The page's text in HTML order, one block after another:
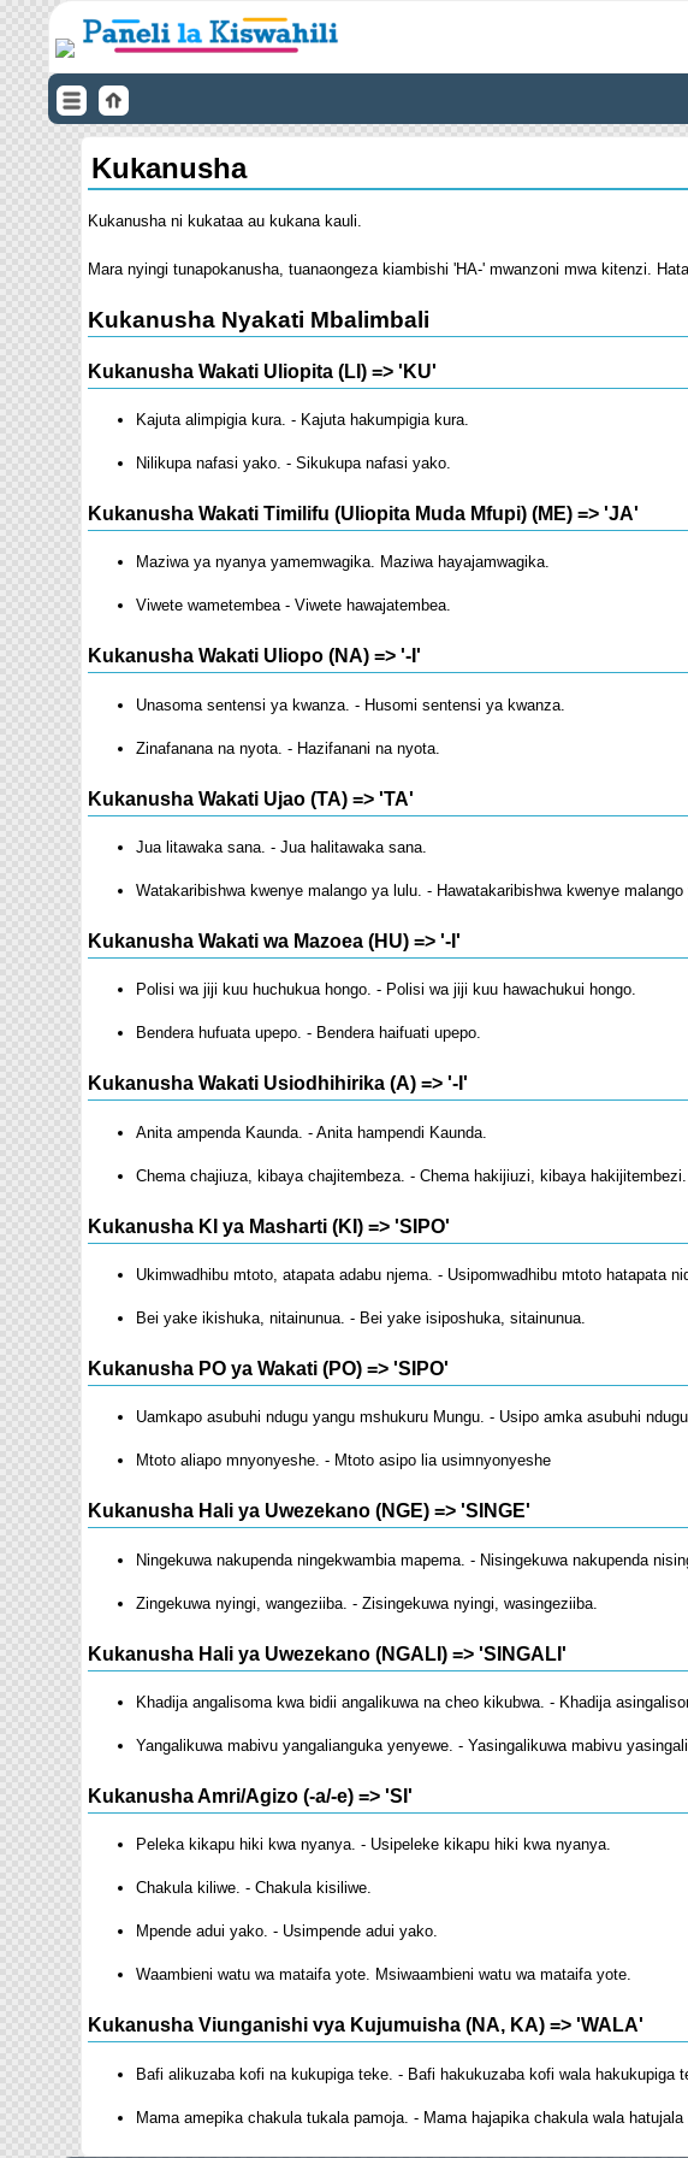
Kukanusha
Kukanusha ni kukataa au kukana kauli.
Mara nyingi tunapokanusha, tuanaongeza kiambishi 'HA-' mwanzoni mwa kitenzi.
Kukanusha Nyakati Mbalimbali
Kukanusha Wakati Uliopita (LI) => 'KU'
Kajuta alimpigia kura. - Kajuta hakumpigia kura.
Nilikupa nafasi yako. - Sikukupa nafasi yako.
Kukanusha Wakati Timilifu (Uliopita Muda Mfupi) (ME) => 'JA'
Maziwa ya nyanya yamemwagika. Maziwa hayajamwagika.
Viwete wametembea - Viwete hawajatembea.
Kukanusha Wakati Uliopo (NA) => '-I'
Unasoma sentensi ya kwanza. - Husomi sentensi ya kwanza.
Zinafanana na nyota. - Hazifanani na nyota.
Kukanusha Wakati Ujao (TA) => 'TA'
Jua litawaka sana. - Jua halitawaka sana.
Watakaribishwa kwenye malango ya lulu. - Hawatakaribishwa kwenye malango
Kukanusha Wakati wa Mazoea (HU) => '-I'
Polisi wa jiji kuu huchukua hongo. - Polisi wa jiji kuu hawachukui hongo.
Bendera hufuata upepo. - Bendera haifuati upepo.
Kukanusha Wakati Usiodhihirika (A) => '-I'
Anita ampenda Kaunda. - Anita hampendi Kaunda.
Chema chajiuza, kibaya chajitembeza. - Chema hakijiuzi, kibaya hakijitembezi.
Kukanusha KI ya Masharti (KI) => 'SIPO'
Ukimwadhibu mtoto, atapata adabu njema. - Usipomwadhibu mtoto hatapata
Bei yake ikishuka, nitainunua. - Bei yake isiposhuka, sitainunua.
Kukanusha PO ya Wakati (PO) => 'SIPO'
Uamkapo asubuhi ndugu yangu mshukuru Mungu. - Usipo amka asubuhi
Mtoto aliapo mnyonyeshe. - Mtoto asipo lia usimnyonyeshe
Kukanusha Hali ya Uwezekano (NGE) => 'SINGE'
Ningekuwa nakupenda ningekwambia mapema. - Nisingekuwa nakupenda
Zingekuwa nyingi, wangeziiba. - Zisingekuwa nyingi, wasingeziiba.
Kukanusha Hali ya Uwezekano (NGALI) => 'SINGALI'
Khadija angalisoma kwa bidii angalikuwa na cheo kikubwa. - Khadija
Yangalikuwa mabivu yangalianguka yenyewe. - Yasingalikuwa mabivu
Kukanusha Amri/Agizo (-a/-e) => 'SI'
Peleka kikapu hiki kwa nyanya. - Usipeleke kikapu hiki kwa nyanya.
Chakula kiliwe. - Chakula kisiliwe.
Mpende adui yako. - Usimpende adui yako.
Waambieni watu wa mataifa yote. Msiwaambieni watu wa mataifa yote.
Kukanusha Viunganishi vya Kujumuisha (NA, KA) => 'WALA'
Bafi alikuzaba kofi na kukupiga teke. - Bafi hakukuzaba kofi wala hakukupiga
Mama amepika chakula tukala pamoja. - Mama hajapika chakula wala hatujala